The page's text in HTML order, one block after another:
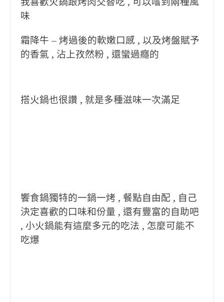
味
霜降牛 – 烤過後的軟嫩口感 , 以及烤盤賦予
的香氣 , 沾上孜然粉 , 還蠻過癮的
搭火鍋也很讚 , 就是多種滋味一次滿足
饗食鍋獨特的一鍋一烤 , 餐點自由配 , 自己
決定喜歡的口味和份量 , 還有豐富的自助吧
, 小火鍋能有這麼多元的吃法 , 怎麼可能不
吃爆